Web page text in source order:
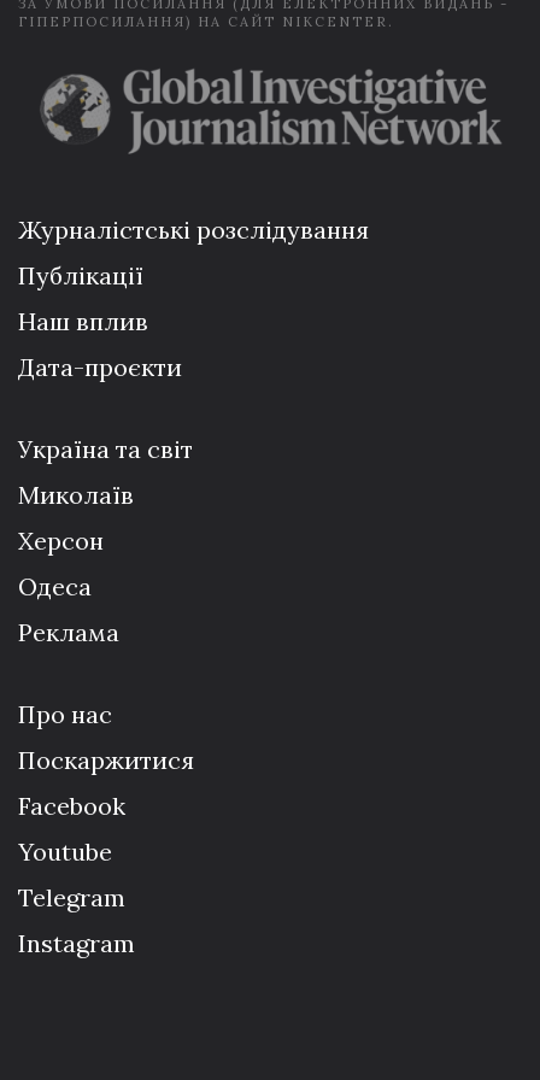
ЗА УМОВИ ПОСИЛАННЯ (ДЛЯ ЕЛЕКТРОННИХ ВИДАНЬ -
ГІПЕРПОСИЛАННЯ) НА САЙТ NIKCENTER.
Журналістські розслідування
Публікації
Наш вплив
Дата-проєкти
Україна та світ
Миколаїв
Херсон
Одеса
Реклама
Про нас
Поскаржитися
Facebook
Youtube
Telegram
Instagram